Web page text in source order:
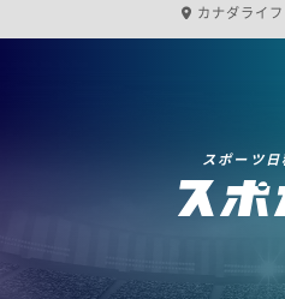
カナダライ
スポーツ